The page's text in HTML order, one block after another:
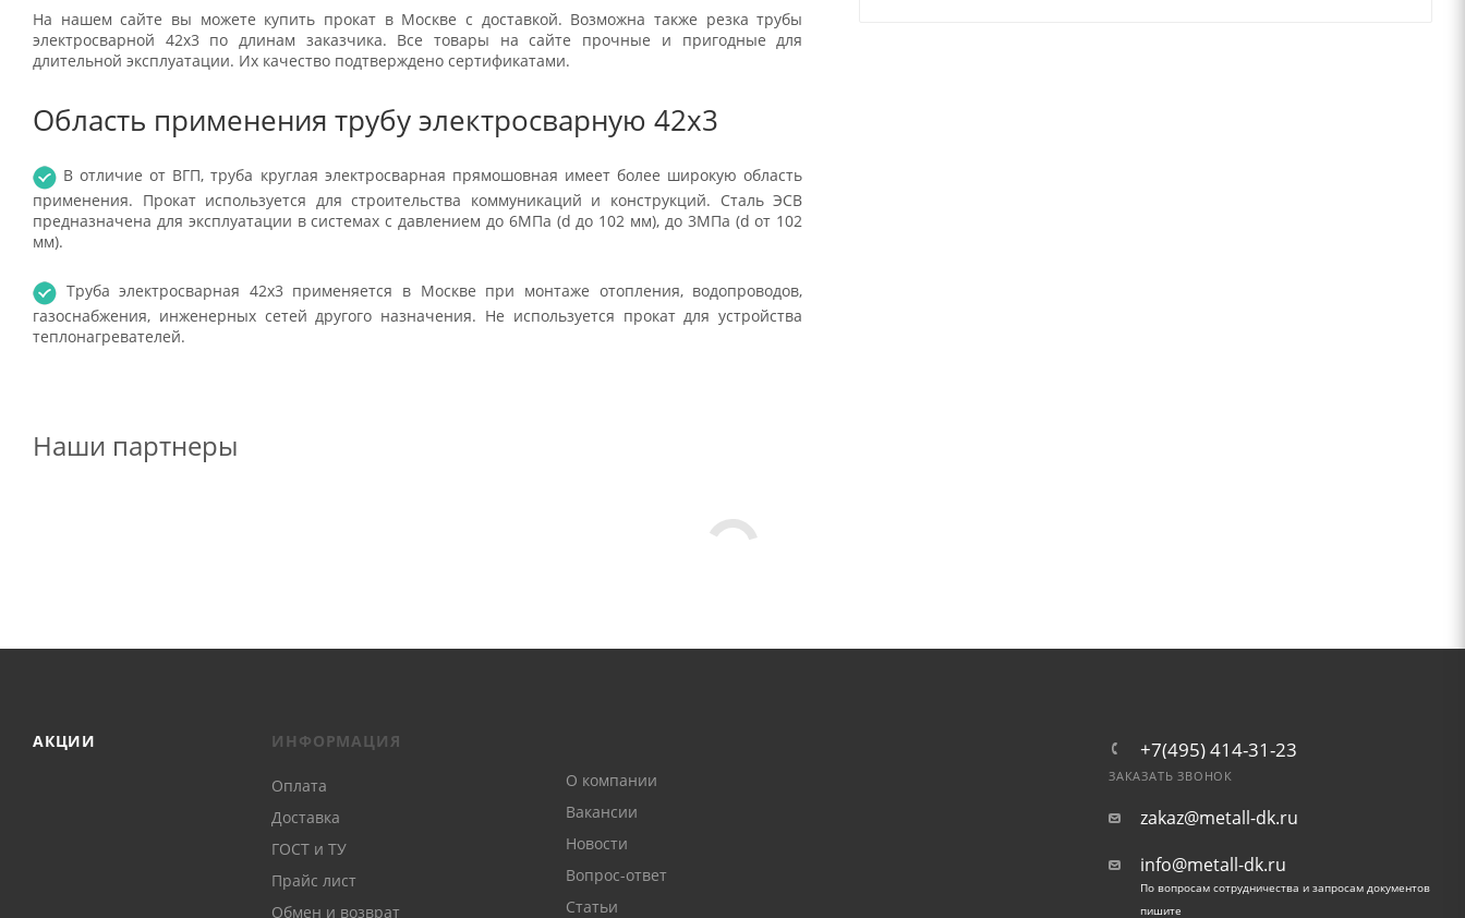
На нашем сайте вы можете купить прокат в Москве с доставкой. Возможна также резка трубы
электросварной 42x3 по длинам заказчика. Все товары на сайте прочные и пригодные для
длительной эксплуатации. Их качество подтверждено сертификатами.
Область применения трубу электросварную 42x3
В отличие от ВГП, труба круглая электросварная прямошовная имеет более широкую область
применения. Прокат используется для строительства коммуникаций и конструкций. Сталь ЭСВ
предназначена для эксплуатации в системах с давлением до 6МПа (d до 102 мм), до 3МПа (d от 102
мм).
Труба электросварная 42x3 применяется в Москве при монтаже отопления, водопроводов,
газоснабжения, инженерных сетей другого назначения. Не используется прокат для устройства
теплонагревателей.
Наши партнеры
АКЦИИ ИНФОРМАЦИЯ
Оплата
Доставка
ГОСТ и ТУ
Прайс лист
Обмен и возврат
О компании
Вакансии
Новости
Вопрос-ответ
Статьи
+7(495) 414-31-23
ЗАКАЗАТЬ ЗВОНОК
zakaz@metall-dk.ru
info@metall-dk.ru
По вопросам сотрудничества и запросам документов
пишите